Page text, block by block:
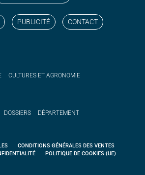
PUBLICITÉ CONTACT
CULTURES ET AGRONOMIE
DOSSIERS DÉPARTEMENT
CONDITIONS GÉNÉRALES DES VENTES
POLITIQUE DE COOKIES (UE)